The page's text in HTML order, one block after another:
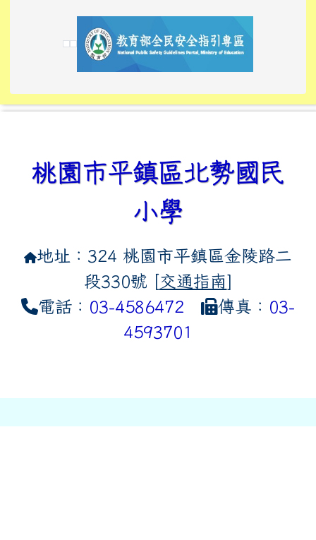
link to https://
link to https://10000.gov.tw/
link to https://
link to https://10000.gov.tw/
link to https://
link to https://
link to https://i.win.org.tw/
link to https://
link to https://
link to https://
link to https://
桃園市平鎮區北勢國民
小學
地址：324 桃園市平鎮區金陵路二
段330號 [交通指南]
電話： 03-4586472 傳真： 03-
4593701